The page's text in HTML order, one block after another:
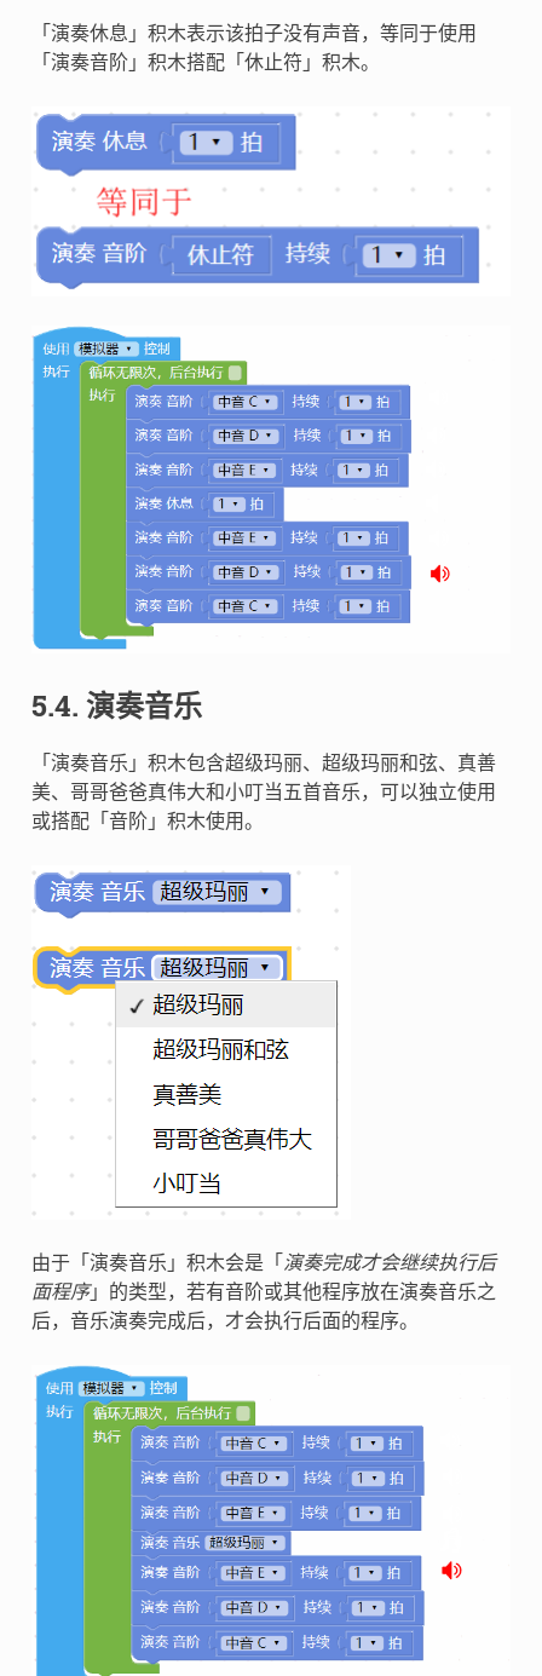
「演奏休息」积木表示该拍子没有声音，等同于使用
「演奏音阶」积木搭配「休止符」积木。
5.4. 演奏音乐
「演奏音乐」积木包含超级玛丽、超级玛丽和弦、真善
美、哥哥爸爸真伟大和小叮当五首音乐，可以独立使用
或搭配「音阶」积木使用。
由于「演奏音乐」积木会是「 演奏完成才会继续执行后
面程序」的类型，若有音阶或其他程序放在演奏音乐之
后，音乐演奏完成后，才会执行后面的程序。